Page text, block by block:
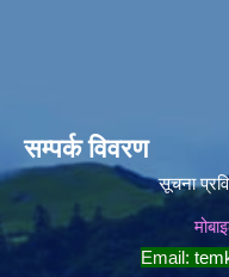
सम्पर्क विवरण
सूचना
Email: